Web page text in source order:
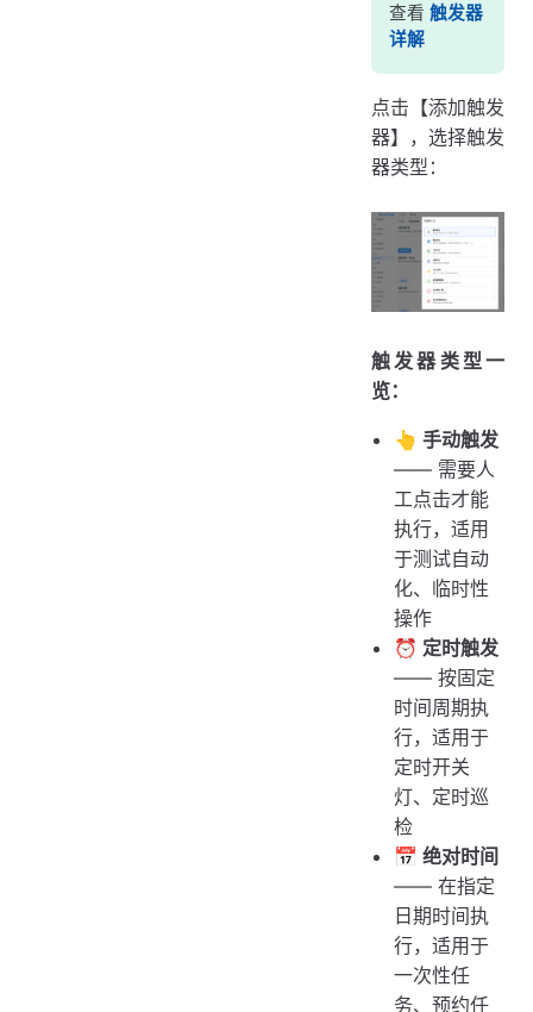
查看 触发器
详解
点击【添加触发
器】，选择触发
器类型：
触发器类型一
览：
👆 手动触发
—— 需要人
工点击才能
执行，适用
于测试自动
化、临时性
操作
⏰ 定时触发
—— 按固定
时间周期执
行，适用于
定时开关
灯、定时巡
检
📅 绝对时间
—— 在指定
日期时间执
行，适用于
一次性任
务、预约任